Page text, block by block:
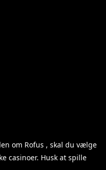
om Rofus , skal du vælge
casinoer. Husk at spille